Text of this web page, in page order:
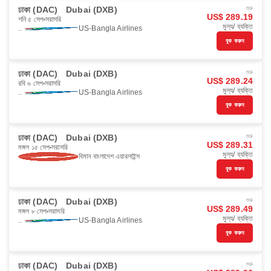
ঢাকা (DAC) Dubai (DXB)
শনি ৫ সেপ সরাসরি
US-Bangla Airlines
শুরু
US$ 289.19
মূল্য/ ব্যক্তি
বুক করুন
ঢাকা (DAC) Dubai (DXB)
রবি ৬ সেপ সরাসরি
US-Bangla Airlines
শুরু
US$ 289.24
মূল্য/ ব্যক্তি
বুক করুন
ঢাকা (DAC) Dubai (DXB)
মঙ্গল ১৫ সেপ সরাসরি
বিমান বাংলাদেশ এয়ারলাইন্স
শুরু
US$ 289.31
মূল্য/ ব্যক্তি
বুক করুন
ঢাকা (DAC) Dubai (DXB)
মঙ্গল ৮ সেপ সরাসরি
US-Bangla Airlines
শুরু
US$ 289.49
মূল্য/ ব্যক্তি
বুক করুন
ঢাকা (DAC) Dubai (DXB) শুরু